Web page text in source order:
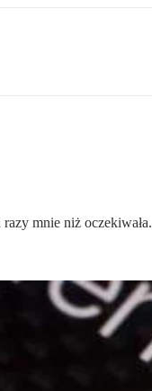
mnie niż oczekiwała.